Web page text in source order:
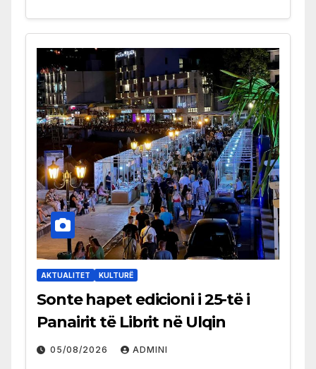
AKTUALITET KULTURË
Sonte hapet edicioni i 25-të i
Panairit të Librit në Ulqin
05/08/2026 ADMINI